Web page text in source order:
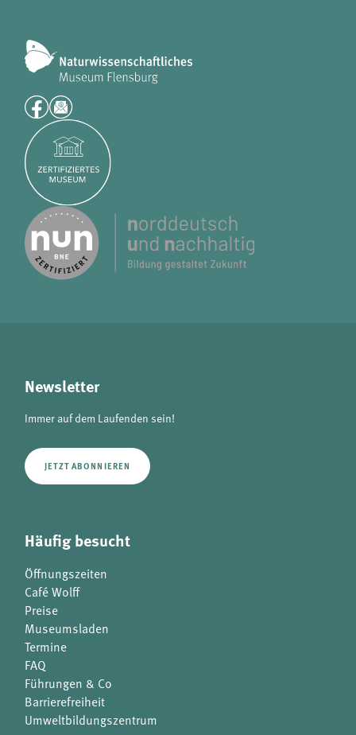
Newsletter
Immer auf dem Laufenden sein!
JETZT ABONNIEREN
Häufig besucht
Öffnungszeiten
Café Wolff
Preise
Museumsladen
Termine
FAQ
Führungen & Co
Barrierefreiheit
Umweltbildungszentrum